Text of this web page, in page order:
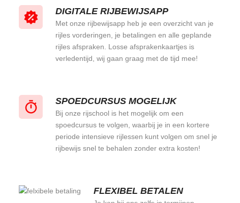
DIGITALE RIJBEWIJSAPP
Met onze rijbewijsapp heb je een overzicht van je
rijles vorderingen, je betalingen en alle geplande
rijles afspraken. Losse afsprakenkaartjes is
verledentijd, wij gaan graag met de tijd mee!
SPOEDCURSUS MOGELIJK
Bij onze rijschool is het mogelijk om een
spoedcursus te volgen, waarbij je in een kortere
periode intensieve rijlessen kunt volgen om snel je
rijbewijs snel te behalen zonder extra kosten!
FLEXIBEL BETALEN